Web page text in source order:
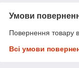
Умови
Повернення товару
Всі умови